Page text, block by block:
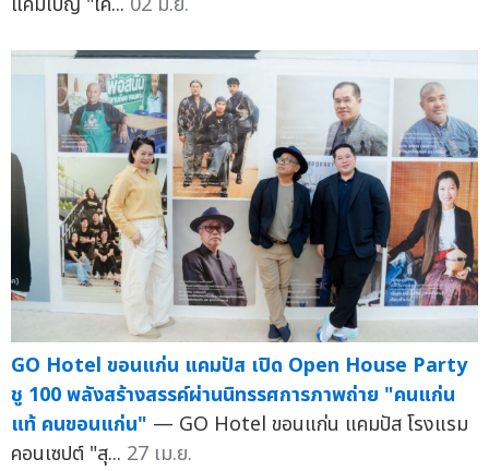
GO Hotel ขอนแก่น แคมปัส เปิด Open House Party
ชู 100 พลังสร้างสรรค์ผ่านนิทรรศการภาพถ่าย "คนแก่น
แท้ คนขอนแก่น" — GO Hotel ขอนแก่น แคมปัส โรงแรม
คอนเซปต์ "สุ... 27 เม.ย.